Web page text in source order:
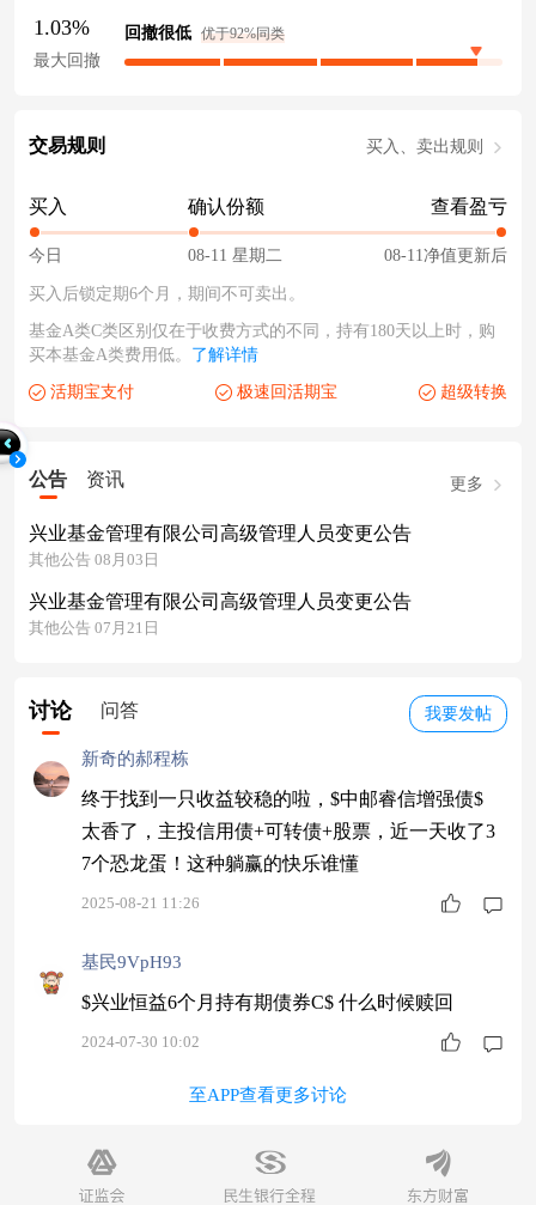
1.03%
最大回撤
回撤很低 优于92%同类
交易规则 买入、卖出规则
买入
今日
确认份额
08-11 星期二
查看盈亏
08-11净值更新后
买入后锁定期6个月，期间不可卖出。
基金A类C类区别仅在于收费方式的不同，持有180天以上时，购
买本基金A类费用低。 了解详情
活期宝支付 极速回活期宝 超级转换
公告 资讯 更多
兴业基金管理有限公司高级管理人员变更公告
其他公告 08月03日
兴业基金管理有限公司高级管理人员变更公告
其他公告 07月21日
我要发帖
讨论 问答
新奇的郝程栋
终于找到一只收益较稳的啦，$中邮睿信增强债$
太香了，主投信用债+可转债+股票，近一天收了3
7个恐龙蛋！这种躺赢的快乐谁懂
2025-08-21 11:26
基民9VpH93
$兴业恒益6个月持有期债券C$ 什么时候赎回
2024-07-30 10:02
至APP查看更多讨论